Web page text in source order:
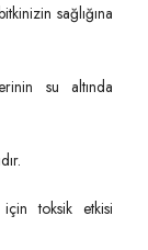
sağlığına
su altında
toksik etkisi